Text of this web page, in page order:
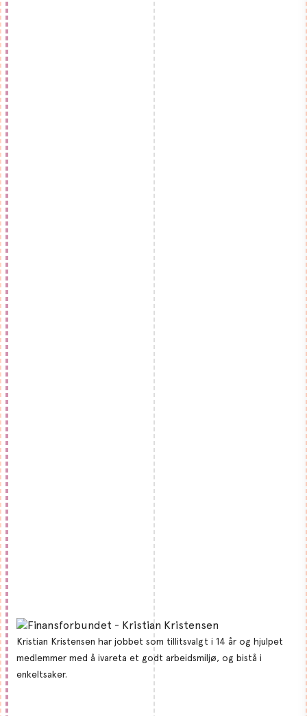
Kristian Kristensen har jobbet som tillitsvalgt i 14 år og hjulpet
medlemmer med å ivareta et godt arbeidsmiljø, og bistå i
enkeltsaker.